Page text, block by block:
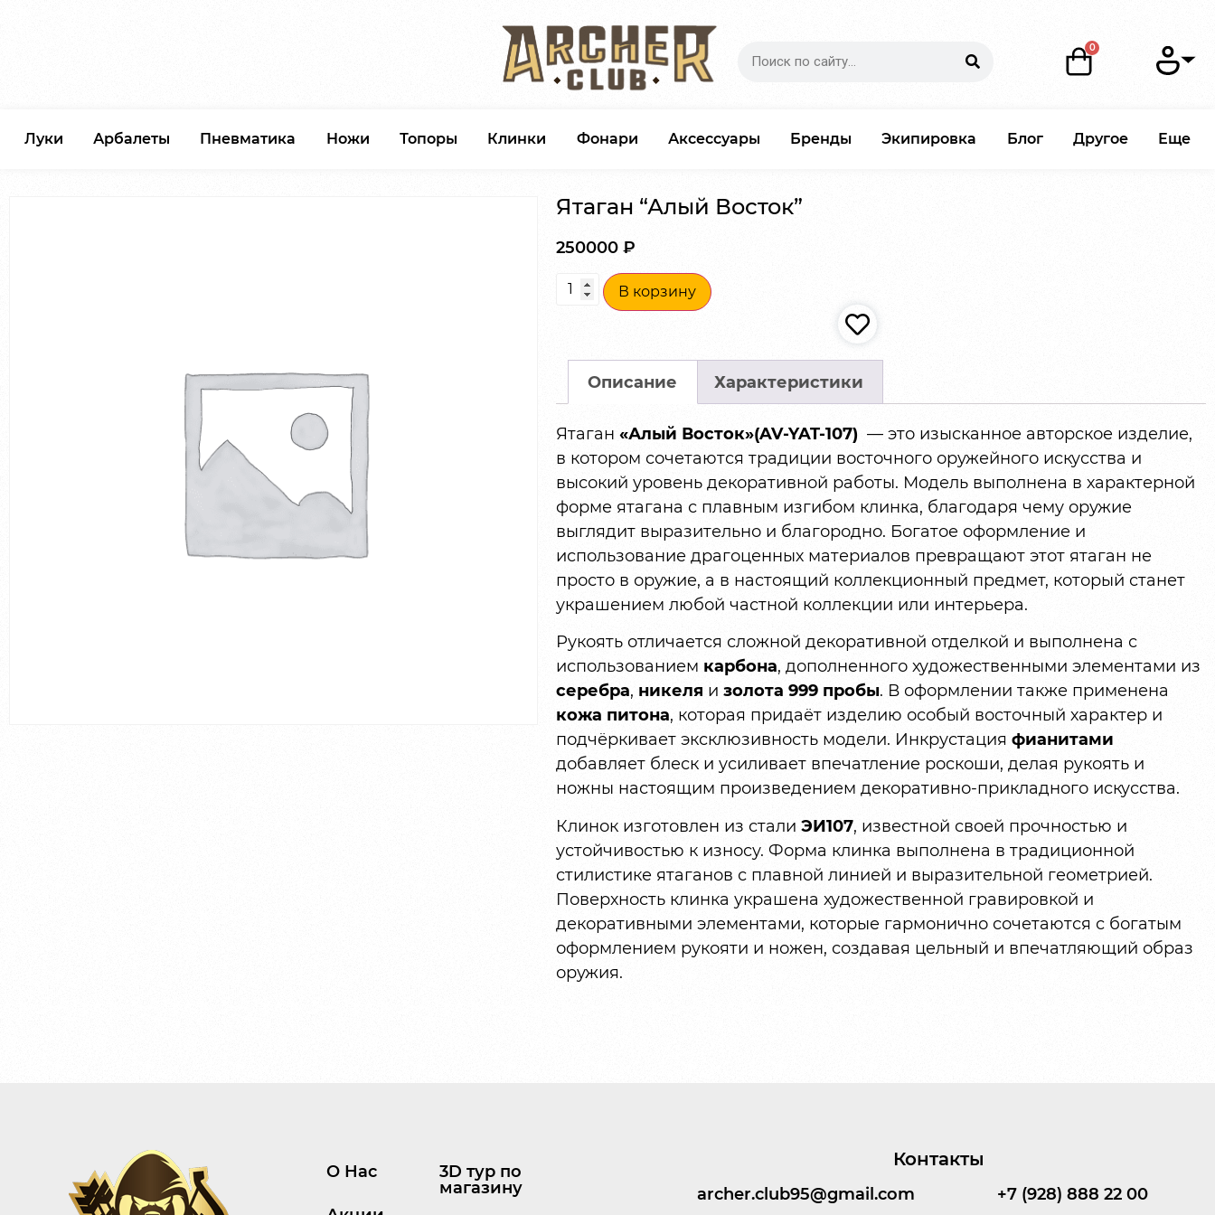
Луки Арбалеты Пневматика Ножи Топоры Клинки Фонари Аксессуары Бренды Экипировка Блог Другое Еще
Ятаган “Алый Восток”
250000 ₽
В корзину
Описание Характеристики
Ятаган «Алый Восток»(AV-YAT-107) — это изысканное авторское изделие,
в котором сочетаются традиции восточного оружейного искусства и
высокий уровень декоративной работы. Модель выполнена в характерной
форме ятагана с плавным изгибом клинка, благодаря чему оружие
выглядит выразительно и благородно. Богатое оформление и
использование драгоценных материалов превращают этот ятаган не
просто в оружие, а в настоящий коллекционный предмет, который станет
украшением любой частной коллекции или интерьера.
Рукоять отличается сложной декоративной отделкой и выполнена с
использованием карбона, дополненного художественными элементами из
серебра, никеля и золота 999 пробы. В оформлении также применена
кожа питона, которая придаёт изделию особый восточный характер и
подчёркивает эксклюзивность модели. Инкрустация фианитами
добавляет блеск и усиливает впечатление роскоши, делая рукоять и
ножны настоящим произведением декоративно-прикладного искусства.
Клинок изготовлен из стали ЭИ107, известной своей прочностью и
устойчивостью к износу. Форма клинка выполнена в традиционной
стилистике ятаганов с плавной линией и выразительной геометрией.
Поверхность клинка украшена художественной гравировкой и
декоративными элементами, которые гармонично сочетаются с богатым
оформлением рукояти и ножен, создавая цельный и впечатляющий образ
оружия.
О Нас
3D тур по
магазину
Контакты
archer.club95@gmail.com +7 (928) 888 22 00